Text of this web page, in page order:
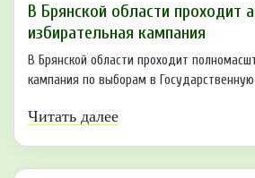
В Брянской области проходит
избирательная кампания
В Брянской области проходит
кампания по выборам в Государственную
Читать далее